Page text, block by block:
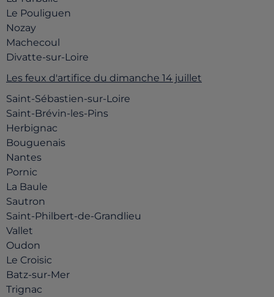
Le Pouliguen
Nozay
Machecoul
Divatte-sur-Loire
Les feux d'artifice du dimanche 14 juillet
Saint-Sébastien-sur-Loire
Saint-Brévin-les-Pins
Herbignac
Bouguenais
Nantes
Pornic
La Baule
Sautron
Saint-Philbert-de-Grandlieu
Vallet
Oudon
Le Croisic
Batz-sur-Mer
Trignac